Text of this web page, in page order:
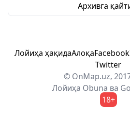
Архивга
Лойиҳа ҳақидаАлоқаFacebook
Twitter
© OnMap.uz,
Лойиҳа Obuna ва
18+